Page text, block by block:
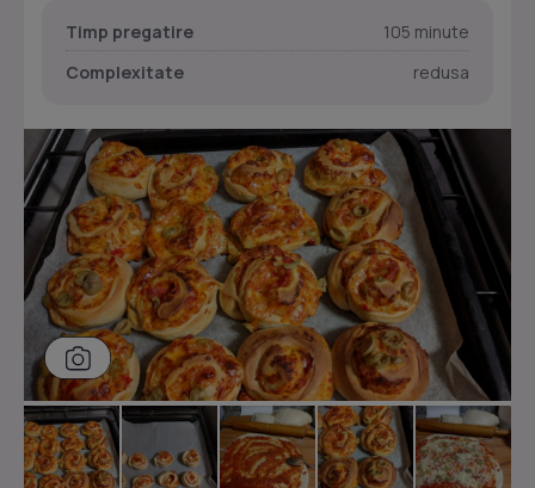
Timp pregatire
105 minute
Complexitate
redusa